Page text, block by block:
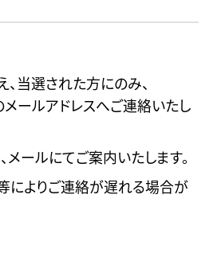
当選された方にのみ、
ールアドレスへご連絡いたし
ールにてご案内いたします。
によりご連絡が遅れる場合が